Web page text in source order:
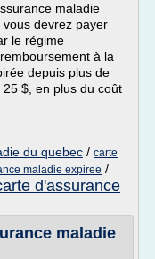
maladie
devrez payer
le régime
à la
depuis plus de
$, en plus du coût
du quebec / carte
maladie expiree /
d'assurance
maladie